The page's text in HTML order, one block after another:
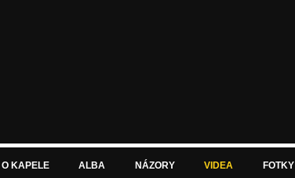
O KAPELE ALBA NÁZORY VIDEA FOTKY